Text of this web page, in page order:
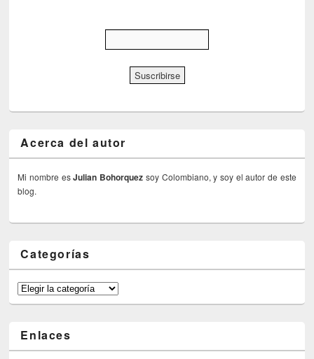
Acerca del autor
Mi nombre esJulian Bohorquez soy Colombiano, y soy el autor de este
blog.
Categorías
Categorías
Enlaces